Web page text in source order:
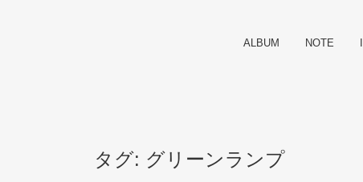
ALBUM NOTE
タグ: グリーンランプ